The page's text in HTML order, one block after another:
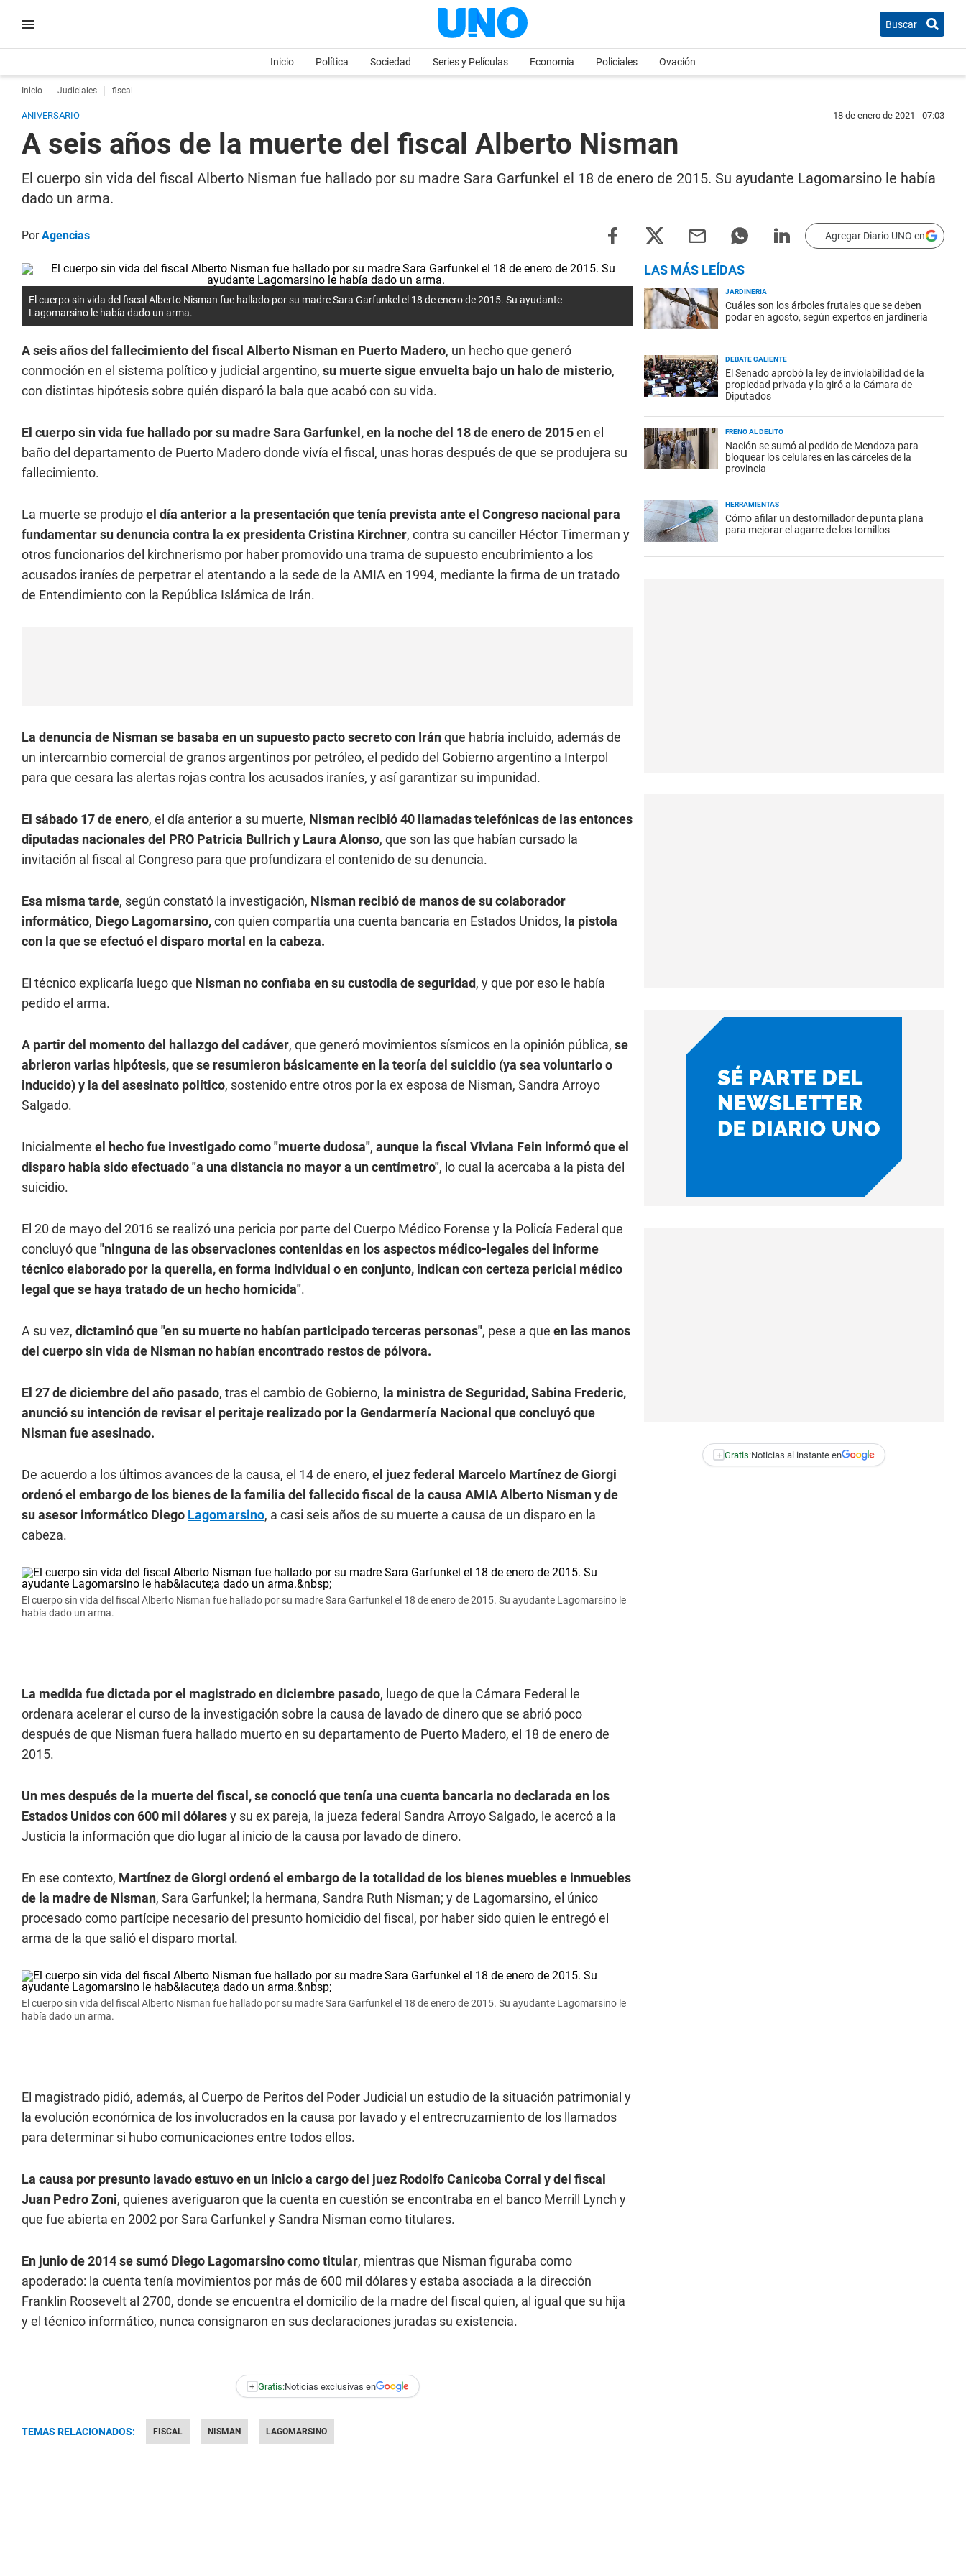
Buscar
Inicio Política Sociedad Series y Películas Economia Policiales Ovación
Inicio Judiciales fiscal
ANIVERSARIO 18 de enero de 2021 - 07:03
A seis años de la muerte del fiscal Alberto Nisman
El cuerpo sin vida del fiscal Alberto Nisman fue hallado por su madre Sara Garfunkel el 18 de enero de 2015. Su ayudante Lagomarsino le había
dado un arma.
PorAgencias Agregar Diario UNO en
El cuerpo sin vida del fiscal Alberto Nisman fue hallado por su madre Sara Garfunkel el 18 de enero de 2015. Su ayudante
Lagomarsino le había dado un arma.
A seis años del fallecimiento del fiscal Alberto Nisman en Puerto Madero, un hecho que generó
conmoción en el sistema político y judicial argentino, su muerte sigue envuelta bajo un halo de misterio,
con distintas hipótesis sobre quién disparó la bala que acabó con su vida.
El cuerpo sin vida fue hallado por su madre Sara Garfunkel, en la noche del 18 de enero de 2015en el
baño del departamento de Puerto Madero donde vivía el fiscal, unas horas después de que se produjera su
fallecimiento.
La muerte se produjoel día anterior a la presentación que tenía prevista ante el Congreso nacional para
fundamentar su denuncia contra la ex presidenta Cristina Kirchner, contra su canciller Héctor Timerman y
otros funcionarios del kirchnerismo por haber promovido una trama de supuesto encubrimiento a los
acusados iraníes de perpetrar el atentando a la sede de la AMIA en 1994, mediante la firma de un tratado
de Entendimiento con la República Islámica de Irán.
La denuncia de Nisman se basaba en un supuesto pacto secreto con Iránque habría incluido, además de
un intercambio comercial de granos argentinos por petróleo, el pedido del Gobierno argentino a Interpol
para que cesara las alertas rojas contra los acusados iraníes, y así garantizar su impunidad.
El sábado 17 de enero, el día anterior a su muerte, Nisman recibió 40 llamadas telefónicas de las entonces
diputadas nacionales del PRO Patricia Bullrich y Laura Alonso, que son las que habían cursado la
invitación al fiscal al Congreso para que profundizara el contenido de su denuncia.
Esa misma tarde, según constató la investigación, Nisman recibió de manos de su colaborador
informático, Diego Lagomarsino,con quien compartía una cuenta bancaria en Estados Unidos, la pistola
con la que se efectuó el disparo mortal en la cabeza.
El técnico explicaría luego que Nisman no confiaba en su custodia de seguridad, y que por eso le había
pedido el arma.
A partir del momento del hallazgo del cadáver, que generó movimientos sísmicos en la opinión pública, se
abrieron varias hipótesis, que se resumieron básicamente en la teoría del suicidio (ya sea voluntario o
inducido) y la del asesinato político, sostenido entre otros por la ex esposa de Nisman, Sandra Arroyo
Salgado.
Inicialmente el hecho fue investigado como "muerte dudosa", aunque la fiscal Viviana Fein informó que el
disparo había sido efectuado "a una distancia no mayor a un centímetro", lo cual la acercaba a la pista del
suicidio.
El 20 de mayo del 2016 se realizó una pericia por parte del Cuerpo Médico Forense y la Policía Federal que
concluyó que "ninguna de las observaciones contenidas en los aspectos médico-legales del informe
técnico elaborado por la querella, en forma individual o en conjunto, indican con certeza pericial médico
legal que se haya tratado de un hecho homicida".
A su vez, dictaminó que "en su muerte no habían participado terceras personas", pese a que en las manos
del cuerpo sin vida de Nisman no habían encontrado restos de pólvora.
El 27 de diciembre del año pasado, tras el cambio de Gobierno, la ministra de Seguridad, Sabina Frederic,
anunció su intención de revisar el peritaje realizado por la Gendarmería Nacional que concluyó que
Nisman fue asesinado.
De acuerdo a los últimos avances de la causa, el 14 de enero, el juez federal Marcelo Martínez de Giorgi
ordenó el embargo de los bienes de la familia del fallecido fiscal de la causa AMIA Alberto Nisman y de
su asesor informático Diego Lagomarsino, a casi seis años de su muerte a causa de un disparo en la
cabeza.
El cuerpo sin vida del fiscal Alberto Nisman fue hallado por su madre Sara Garfunkel el 18 de enero de 2015. Su ayudante Lagomarsino le
había dado un arma.
La medida fue dictada por el magistrado en diciembre pasado, luego de que la Cámara Federal le
ordenara acelerar el curso de la investigación sobre la causa de lavado de dinero que se abrió poco
después de que Nisman fuera hallado muerto en su departamento de Puerto Madero, el 18 de enero de
2015.
Un mes después de la muerte del fiscal, se conoció que tenía una cuenta bancaria no declarada en los
Estados Unidos con 600 mil dólaresy su ex pareja, la jueza federal Sandra Arroyo Salgado, le acercó a la
Justicia la información que dio lugar al inicio de la causa por lavado de dinero.
En ese contexto, Martínez de Giorgi ordenó el embargo de la totalidad de los bienes muebles e inmuebles
de la madre de Nisman, Sara Garfunkel; la hermana, Sandra Ruth Nisman; y de Lagomarsino, el único
procesado como partícipe necesario del presunto homicidio del fiscal, por haber sido quien le entregó el
arma de la que salió el disparo mortal.
El cuerpo sin vida del fiscal Alberto Nisman fue hallado por su madre Sara Garfunkel el 18 de enero de 2015. Su ayudante Lagomarsino le
había dado un arma.
El magistrado pidió, además, al Cuerpo de Peritos del Poder Judicial un estudio de la situación patrimonial y
la evolución económica de los involucrados en la causa por lavado y el entrecruzamiento de los llamados
para determinar si hubo comunicaciones entre todos ellos.
La causa por presunto lavado estuvo en un inicio a cargo del juez Rodolfo Canicoba Corral y del fiscal
Juan Pedro Zoni, quienes averiguaron que la cuenta en cuestión se encontraba en el banco Merrill Lynch y
que fue abierta en 2002 por Sara Garfunkel y Sandra Nisman como titulares.
En junio de 2014 se sumó Diego Lagomarsino como titular, mientras que Nisman figuraba como
apoderado: la cuenta tenía movimientos por más de 600 mil dólares y estaba asociada a la dirección
Franklin Roosevelt al 2700, donde se encuentra el domicilio de la madre del fiscal quien, al igual que su hija
y el técnico informático, nunca consignaron en sus declaraciones juradas su existencia.
+ Gratis:Noticias exclusivas en
TEMAS RELACIONADOS: FISCAL NISMAN LAGOMARSINO
LAS MÁS LEÍDAS
JARDINERÍA
Cuáles son los árboles frutales que se deben
podar en agosto, según expertos en jardinería
DEBATE CALIENTE
El Senado aprobó la ley de inviolabilidad de la
propiedad privada y la giró a la Cámara de
Diputados
FRENO AL DELITO
Nación se sumó al pedido de Mendoza para
bloquear los celulares en las cárceles de la
provincia
HERRAMIENTAS
Cómo afilar un destornillador de punta plana
para mejorar el agarre de los tornillos
+ Gratis:Noticias al instante en